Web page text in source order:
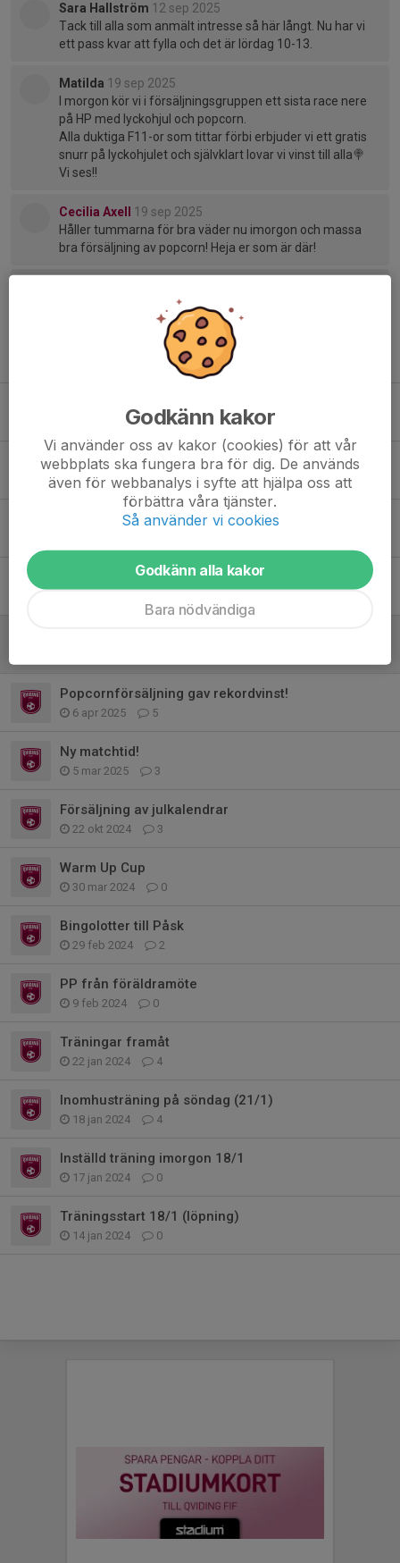
Sara Hallström 12 sep 2025
Tack till alla som anmält intresse så här långt. Nu har vi
ett pass kvar att fylla och det är lördag 10-13.
Matilda 19 sep 2025
I morgon kör vi i försäljningsgruppen ett sista race nere
på HP med lyckohjul och popcorn.
Alla duktiga F11-or som tittar förbi erbjuder vi ett gratis
snurr på lyckohjulet och självklart lovar vi vinst till alla🍭
Vi ses!!
Cecilia Axell
19 sep 2025
Håller tummarna för bra väder nu imorgon och massa
bra försäljning av popcorn! Heja er som är där!
13 jan, 14:54 0
Bemanna Qviding-caféet 17-18 Januari
8 jan, 16:47 0
Avslutningsfest söndag 30 nov
Försäljning av Bingolotter
Popcornförsäljning gav rekordvinst!
6 apr 2025 5
Ny matchtid!
5 mar 2025 3
Försäljning av julkalendrar
22 okt 2024 3
Warm Up Cup
30 mar 2024 0
Bingolotter till Påsk
29 feb 2024 2
PP från föräldramöte
9 feb 2024 0
Träningar framåt
22 jan 2024 4
Inomhusträning på söndag (21/1)
18 jan 2024 4
Inställd träning imorgon 18/1
17 jan 2024 0
Träningsstart 18/1 (löpning)
14 jan 2024 0
Godkänn kakor
Vi använder oss av kakor (cookies) för att vår
webbplats ska fungera bra för dig. De används
även för webbanalys i syfte att hjälpa oss att
förbättra våra tjänster.
Så använder vi cookies
Godkänn alla kakor
Bara nödvändiga